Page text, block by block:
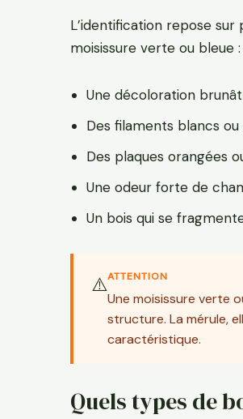
L’identification repose
moisissure verte ou bleue :
Une décoloration
Des filaments blancs
Des plaques orangées
Une odeur forte de
Un bois qui se
⚠️ATTENTION
Une moisissure verte
structure. La mérule,
caractéristique.
Quels types de